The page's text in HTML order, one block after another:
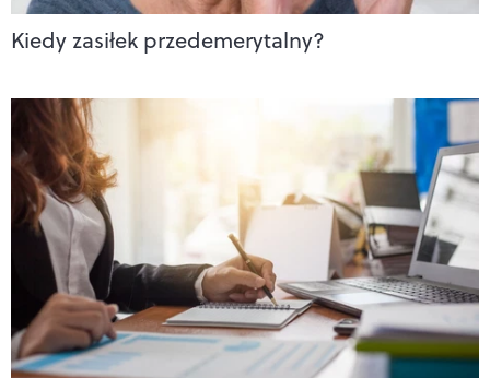
Kiedy zasiłek przedemerytalny?